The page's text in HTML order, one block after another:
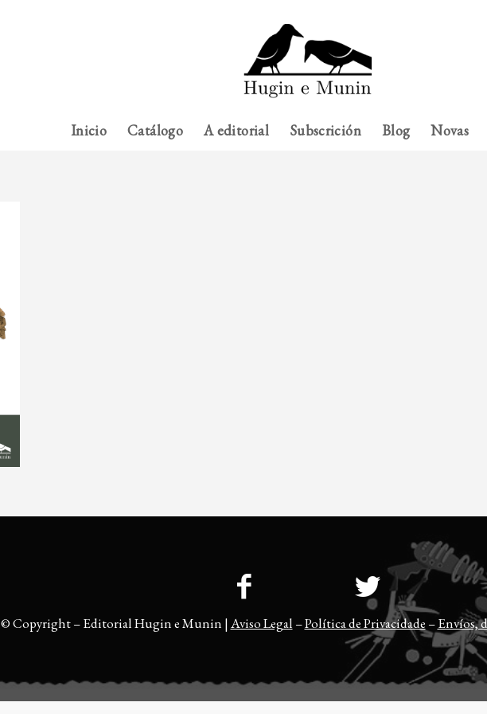
Inicio Catálogo A editorial Subscrición Blog Novas
© Copyright – Editorial Hugin e Munin |Aviso Legal –Política de Privacidade –Envíos,